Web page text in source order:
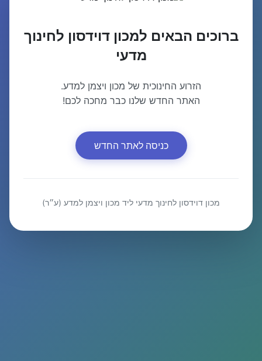
ברוכים הבאים למכון דוידסון לחינוך
מדעי
הזרוע החינוכית של מכון ויצמן למדע.
האתר החדש שלנו כבר מחכה לכם!
כניסה לאתר החדש
מכון דוידסון לחינוך מדעי ליד מכון ויצמן למדע (ע״ר)